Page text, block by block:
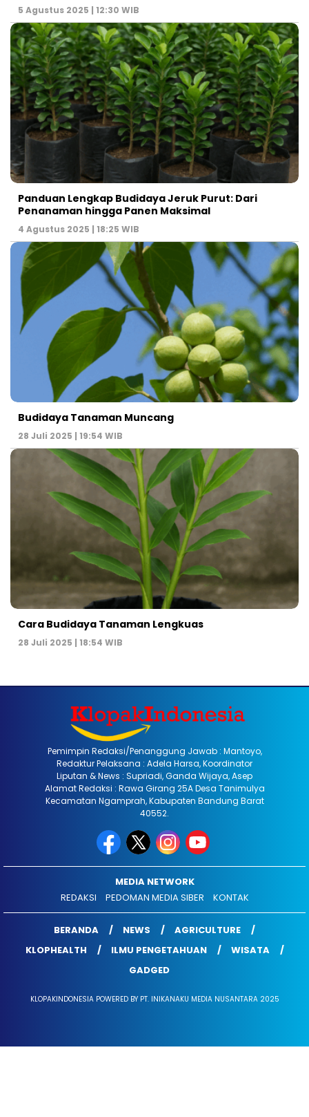
5 Agustus 2025 | 12:30 WIB
Panduan Lengkap Budidaya Jeruk Purut: Dari
Penanaman hingga Panen Maksimal
4 Agustus 2025 | 18:25 WIB
Budidaya Tanaman Muncang
28 Juli 2025 | 19:54 WIB
Cara Budidaya Tanaman Lengkuas
28 Juli 2025 | 18:54 WIB
Pemimpin Redaksi/Penanggung Jawab : Mantoyo,
Redaktur Pelaksana : Adela Harsa, Koordinator
Liputan & News : Supriadi, Ganda Wijaya, Asep
Alamat Redaksi : Rawa Girang 25A Desa Tanimulya
Kecamatan Ngamprah, Kabupaten Bandung Barat
40552.
MEDIA NETWORK
REDAKSI
PEDOMAN MEDIA SIBER KONTAK
BERANDA NEWS
AGRICULTURE
KLOPHEALTH
ILMU PENGETAHUAN
WISATA
GADGED
KLOPAKINDONESIA POWERED BY PT. INIKANAKU MEDIA NUSANTARA 2025